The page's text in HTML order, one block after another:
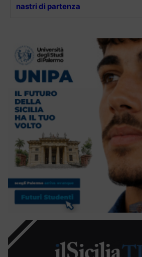
nastri di partenza